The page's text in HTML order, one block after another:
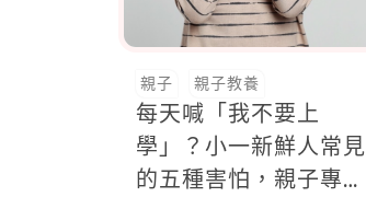
親子 親子教養
每天喊「我不要上
學」？小一新鮮人常見
的五種害怕，親子專家